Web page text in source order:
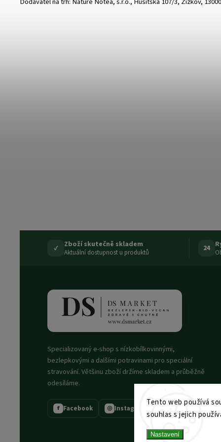
Tento web používá
souhlas s jejich
Nastavení
✓ Zboží skutečně skladem
Aktuální dostupnost u produktů 24
Specializovaný e-shop s nízkobílkovinnými,
bezlepkovými a dalšími potravinami pro speciální
stravování. Většinu zboží držíme skladem a průběžně
odesíláme.
f Facebook ◎ Instagram